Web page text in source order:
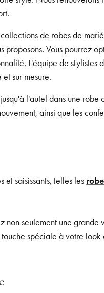
de robes de
Vous pourrez
L'équipe de stylistes
sur mesure.
l'autel dans une robe
ainsi que les
saisissants, telles les
seulement une grande
spéciale à votre